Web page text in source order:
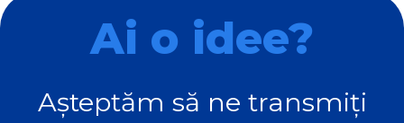
Ai o idee?
Așteptăm să ne transmiți